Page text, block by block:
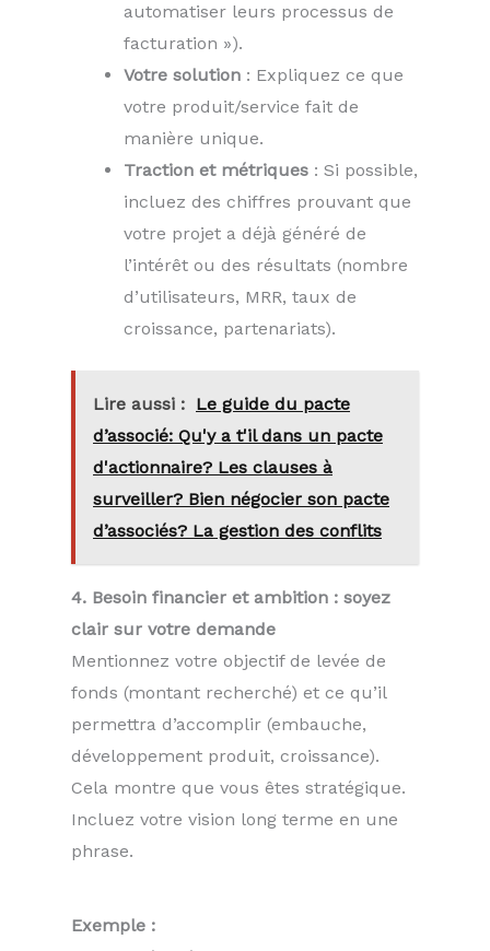
automatiser leurs processus de
facturation »).
Votre solution : Expliquez ce que
votre produit/service fait de
manière unique.
Traction et métriques : Si possible,
incluez des chiffres prouvant que
votre projet a déjà généré de
l’intérêt ou des résultats (nombre
d’utilisateurs, MRR, taux de
croissance, partenariats).
Lire aussi : Le guide du pacte
d’associé: Qu'y a t'il dans un pacte
d'actionnaire? Les clauses à
surveiller? Bien négocier son pacte
d’associés? La gestion des conflits
4. Besoin financier et ambition : soyez
clair sur votre demande
Mentionnez votre objectif de levée de
fonds (montant recherché) et ce qu’il
permettra d’accomplir (embauche,
développement produit, croissance).
Cela montre que vous êtes stratégique.
Incluez votre vision long terme en une
phrase.
Exemple :